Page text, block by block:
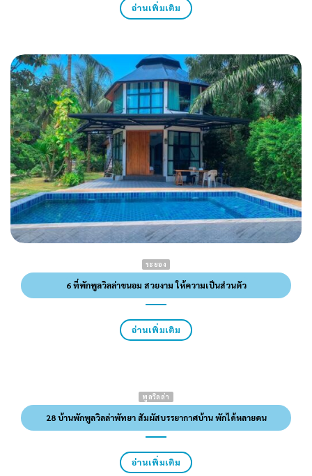
อ่านเพิ่มเติม
ระยอง
6 ที่พักพูลวิลล่าขนอม สวยงาม ให้ความเป็นส่วนตัว
อ่านเพิ่มเติม
พูลวิลล่า
28 บ้านพักพูลวิลล่าพัทยา สัมผัสบรรยากาศบ้าน พักได้หลายคน
อ่านเพิ่มเติม